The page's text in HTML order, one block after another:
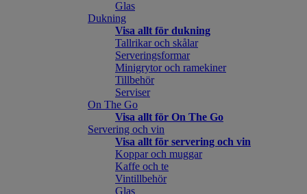
Glas
Dukning
Visa allt för dukning
Tallrikar och skålar
Serveringsformar
Minigrytor och ramekiner
Tillbehör
Serviser
On The Go
Visa allt för On The Go
Servering och vin
Visa allt för servering och vin
Koppar och muggar
Kaffe och te
Vintillbehör
Glas